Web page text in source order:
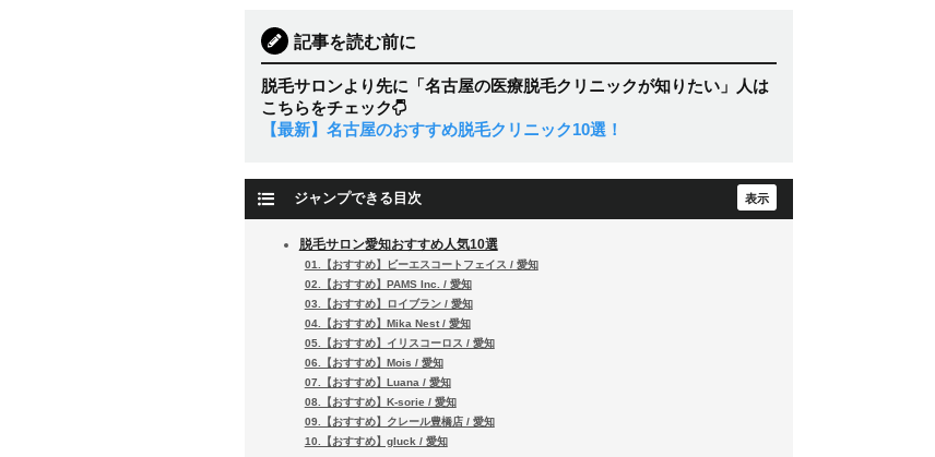
記事を読む前に
脱毛サロンより先に「名古屋の医療脱毛クリニックが知りたい」人は
こちらをチェック
【最新】名古屋のおすすめ脱毛クリニック10選！
ジャンプできる目次
脱毛サロン愛知おすすめ人気10選
01.【おすすめ】ビーエスコートフェイス / 愛知
02.【おすすめ】PAMS Inc. / 愛知
03.【おすすめ】ロイブラン / 愛知
04.【おすすめ】Mika Nest / 愛知
05.【おすすめ】イリスコーロス / 愛知
06.【おすすめ】Mois / 愛知
07.【おすすめ】Luana / 愛知
08.【おすすめ】K-sorie / 愛知
09.【おすすめ】クレール豊橋店 / 愛知
10.【おすすめ】gluck / 愛知